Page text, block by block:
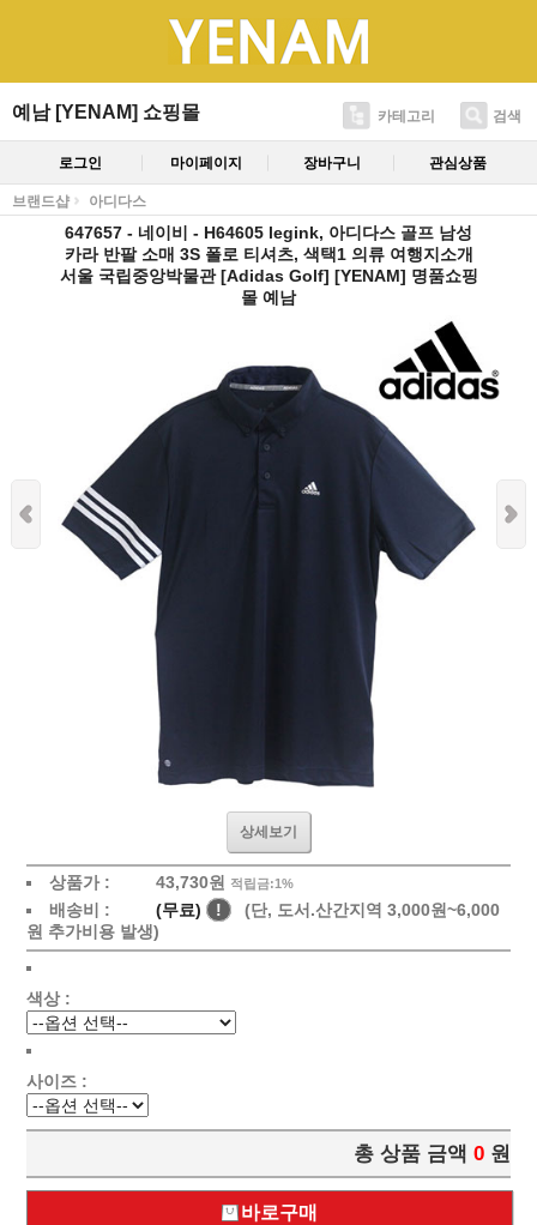
예남 [YENAM] 쇼핑몰 카테고리 검색
로그인 마이페이지 장바구니 관심상품
브랜드샵 아디다스
647657 - 네이비 - H64605 legink, 아디다스 골프 남성
카라 반팔 소매 3S 폴로 티셔츠, 색택1 의류 여행지소개
서울 국립중앙박물관 [Adidas Golf] [YENAM] 명품쇼핑
몰 예남
상세보기
상품가 : 43,730원 적립금:1%
배송비 : (무료) !
(단, 도서.산간지역 3,000원~6,000
원 추가비용 발생)
색상 :
사이즈 :
총 상품 금액 0 원
바로구매